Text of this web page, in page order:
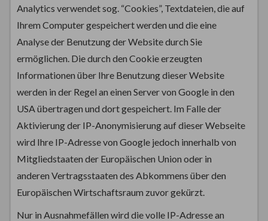
Analytics verwendet sog. “Cookies”, Textdateien, die auf
Ihrem Computer gespeichert werden und die eine
Analyse der Benutzung der Website durch Sie
ermöglichen. Die durch den Cookie erzeugten
Informationen über Ihre Benutzung dieser Website
werden in der Regel an einen Server von Google in den
USA übertragen und dort gespeichert. Im Falle der
Aktivierung der IP-Anonymisierung auf dieser Webseite
wird Ihre IP-Adresse von Google jedoch innerhalb von
Mitgliedstaaten der Europäischen Union oder in
anderen Vertragsstaaten des Abkommens über den
Europäischen Wirtschaftsraum zuvor gekürzt.
Nur in Ausnahmefällen wird die volle IP-Adresse an